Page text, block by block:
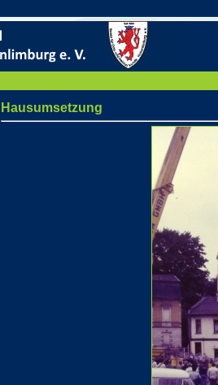
Hausumsetzung